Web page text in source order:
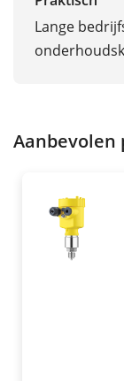
Lange
Aanbevolen